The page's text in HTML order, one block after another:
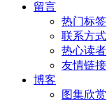
留言
热门标签
联系方式
热心读者
友情链接
博客
图集欣赏